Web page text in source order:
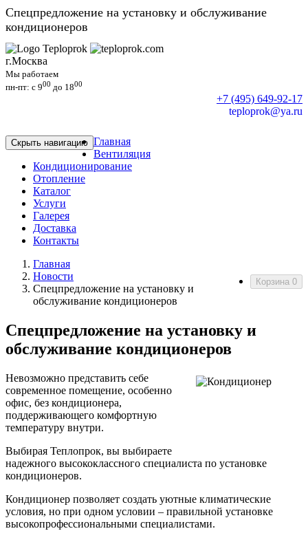
Спецпредложение на установку и обслуживание
кондиционеров
г.Москва
Мы работаем
пн-пт: c 900 до 1800
+7 (495) 649-92-17
teploprok@ya.ru
Скрыть навигацию Главная
Вентиляция
Кондиционирование
Отопление
Каталог
Услуги
Галерея
Доставка
Контакты
Корзина 0
Главная
Новости
Спецпредложение на установку и
обслуживание кондиционеров
Спецпредложение на установку и
обслуживание кондиционеров
Невозможно представить себе
современное помещение, особенно
офис, без кондиционера,
поддерживающего комфортную
температуру внутри.
Выбирая Теплопрок, вы выбираете
надежного высококлассного специалиста по установке
кондиционеров.
Кондиционер позволяет создать уютные климатические
условия, но при одном условии – правильной установке
высокопрофессиональными специалистами.